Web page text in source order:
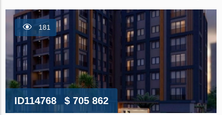
181
ID114768 $ 705 862